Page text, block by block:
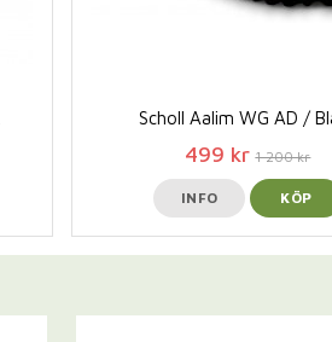
Scholl Aalim WG AD /
499 kr 1 200 kr
INFO KÖP